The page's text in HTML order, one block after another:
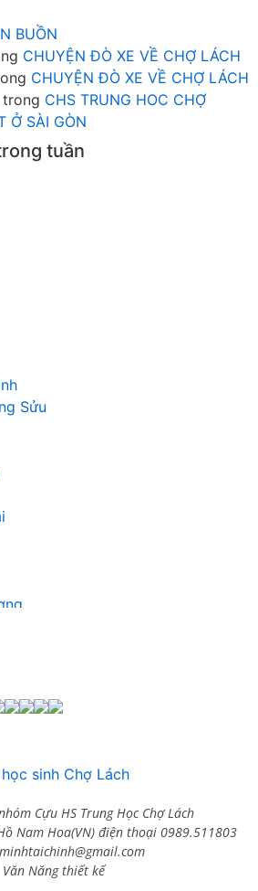
BUỒN
CHUYỆN ĐÒ XE VỀ CHỢ LÁCH
CHUYỆN ĐÒ XE VỀ CHỢ LÁCH
trong CHS TRUNG HOC CHỢ
Ở SÀI GÒN
tuần
Sửu
Minh
sinh Chợ Lách
Cựu HS Trung Học Chợ Lách
Nam Hoa(VN) điện thoại 0989.511803
Văn Năng thiết kế